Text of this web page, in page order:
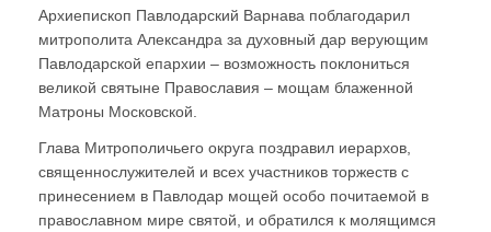
Архиепископ Павлодарский Варнава поблагодарил
митрополита Александра за духовный дар верующим
Павлодарской епархии – возможность поклониться
великой святыне Православия – мощам блаженной
Матроны Московской.
Глава Митрополичьего округа поздравил иерархов,
священнослужителей и всех участников торжеств с
принесением в Павлодар мощей особо почитаемой в
православном мире святой, и обратился к молящимся